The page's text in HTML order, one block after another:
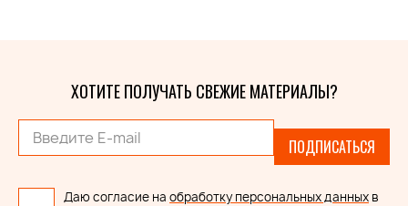
ХОТИТЕ ПОЛУЧАТЬ СВЕЖИЕ МАТЕРИАЛЫ?
ПОДПИСАТЬСЯ
Даю согласие на обработку персональных данных в